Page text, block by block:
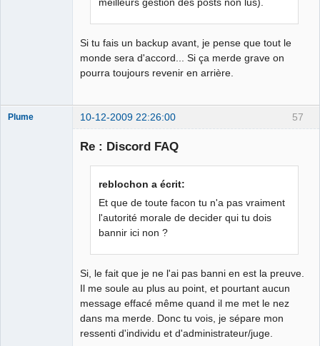
Si tu fais un backup avant, je pense que tout le
monde sera d'accord... Si ça merde grave on
pourra toujours revenir en arrière.
57
Plume 10-12-2009 22:26:00
Re : Discord FAQ
reblochon a écrit:
Et que de toute facon tu n'a pas vraiment
l'autorité morale de decider qui tu dois
bannir ici non ?
Si, le fait que je ne l'ai pas banni en est la preuve.
Il me soule au plus au point, et pourtant aucun
message effacé même quand il me met le nez
dans ma merde. Donc tu vois, je sépare mon
ressenti d'individu et d'administrateur/juge.